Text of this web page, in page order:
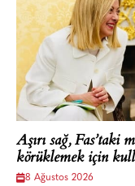
Aşırı sağ, Fas’taki
körüklemek için
8 Ağustos 2026